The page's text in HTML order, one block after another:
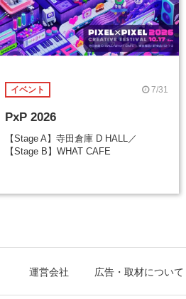
イベント 7/31
PxP 2026
【Stage A】寺田倉庫 D HALL／
【Stage B】WHAT CAFE
運営会社 広告・取材について